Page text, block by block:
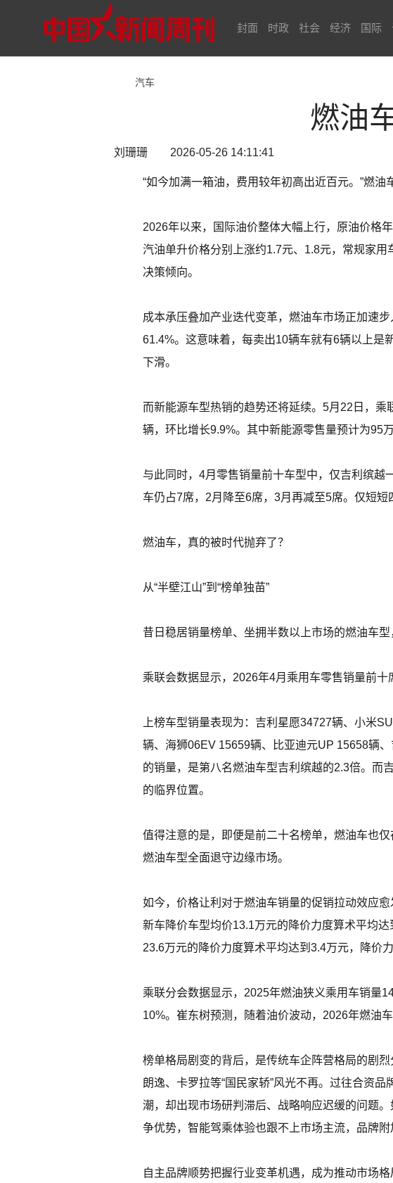
封面 时政 社会 经济 国际
汽车
燃油
刘珊珊 2026-05-26 14:11:41
“如今加满一箱油，费用较年初高出近百元。”燃
2026年以来，国际油价整体大幅上行，原油价格
汽油单升价格分别上涨约1.7元、1.8元，常规家
决策倾向。
成本承压叠加产业迭代变革，燃油车市场正加速
61.4%。这意味着，每卖出10辆车就有6辆以上是
下滑。
而新能源车型热销的趋势还将延续。5月22日，
辆，环比增长9.9%。其中新能源零售量预计为95
与此同时，4月零售销量前十车型中，仅吉利缤
车仍占7席，2月降至6席，3月再减至5席。仅短
燃油车，真的被时代抛弃了？
从“半壁江山”到“榜单独苗”
昔日稳居销量榜单、坐拥半数以上市场的燃油车
乘联会数据显示，2026年4月乘用车零售销量前十
上榜车型销量表现为：吉利星愿34727辆、小米
辆、海狮06EV 15659辆、比亚迪元UP 15658辆
的销量，是第八名燃油车型吉利缤越的2.3倍。而
的临界位置。
值得注意的是，即便是前二十名榜单，燃油车也
燃油车型全面退守边缘市场。
如今，价格让利对于燃油车销量的促销拉动效应
新车降价车型均价13.1万元的降价力度算术平均
23.6万元的降价力度算术平均达到3.4万元，降价
乘联分会数据显示，2025年燃油狭义乘用车销量
10%。崔东树预测，随着油价波动，2026年燃油车
榜单格局剧变的背后，是传统车企阵营格局的剧
朗逸、卡罗拉等“国民家轿”风光不再。过往合资
潮，却出现市场研判滞后、战略响应迟缓的问题
争优势，智能驾乘体验也跟不上市场主流，品牌
自主品牌顺势把握行业变革机遇，成为推动市场